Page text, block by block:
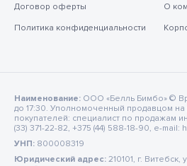
Договор оферты
Политика конфиденциальности
О
Наименование: ООО «Белль Бимбо» ©
до 17:30. Уполномоченный продавцом
покупателей: специалист по продажам
(33) 371-22-82, +375 (44) 588-18-90, e-mail:
УНП: 800008319
Юридический адрес: 210101, г.